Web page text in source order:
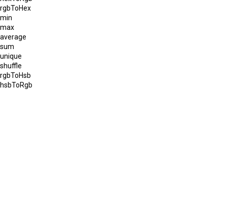
rgbToHex
min
max
average
sum
unique
shuffle
rgbToHsb
hsbToRgb